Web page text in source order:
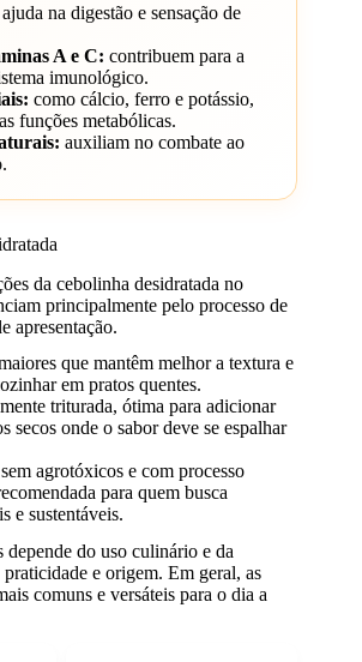
ajuda na digestão e sensação de
A e C: contribuem para a
imunológico.
como cálcio, ferro e potássio,
funções metabólicas.
auxiliam no combate ao
da cebolinha desidratada no
principalmente pelo processo de
apresentação.
que mantêm melhor a textura e
em pratos quentes.
triturada, ótima para adicionar
secos onde o sabor deve se espalhar
agrotóxicos e com processo
para quem busca
e sustentáveis.
depende do uso culinário e da
e origem. Em geral, as
comuns e versáteis para o dia a